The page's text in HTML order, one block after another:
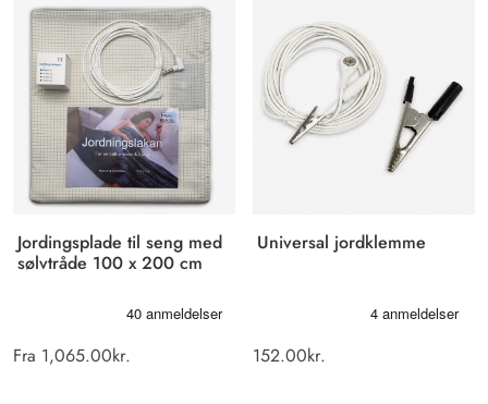
popularitet
Jordingsplade til seng med
sølvtråde 100 x 200 cm
Fra 1,065.00kr.
Universal jordklemme
152.00kr.